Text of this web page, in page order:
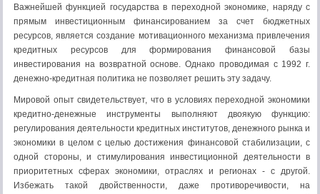
Важнейшей функцией государства в переходной экономике, наряду с
прямым инвестиционным финансированием за счет бюджетных
ресурсов, является создание мотивационного механизма привлечения
кредитных ресурсов для формирования финансовой базы
инвестирования на возвратной основе. Однако проводимая с 1992 г.
денежно-кредитная политика не позволяет решить эту задачу.
Мировой опыт свидетельствует, что в условиях переходной экономики
кредитно-денежные инструменты выполняют двоякую функцию:
регулирования деятельности кредитных институтов, денежного рынка и
экономики в целом с целью достижения финансовой стабилизации, с
одной стороны, и стимулирования инвестиционной деятельности в
приоритетных сферах экономики, отраслях и регионах - с другой.
Избежать такой двойственности, даже противоречивости, на